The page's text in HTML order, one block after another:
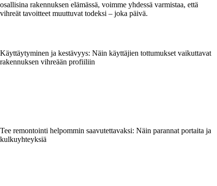
osallisina rakennuksen elämässä, voimme yhdessä varmistaa, että
vihreät tavoitteet muuttuvat todeksi – joka päivä.
Käyttäytyminen ja kestävyys: Näin käyttäjien tottumukset vaikuttavat
rakennuksen vihreään profiiliin
Tee remontointi helpommin saavutettavaksi: Näin parannat portaita ja
kulkuyhteyksiä